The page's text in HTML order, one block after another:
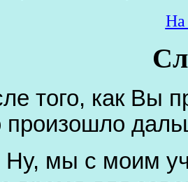
На
Сл
того, как Вы
Ну, мы с моим